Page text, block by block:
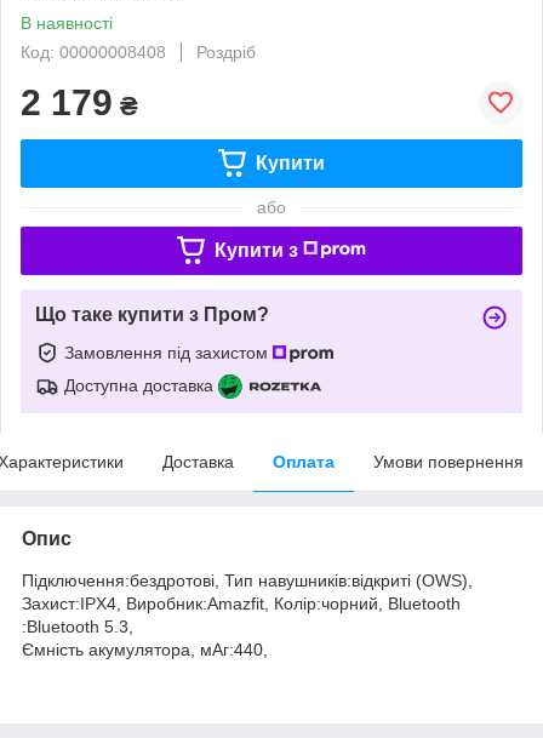
В наявності
Код: 00000008408
Роздріб
2 179 ₴
Купити
або
Купити з
Що таке купити з Пром?
Замовлення під захистом
Доступна доставка
Доставка Оплата Умови повернення
Опис
Підключення:бездротові, Тип навушників:відкриті (OWS),
Захист:IPX4, Виробник:Amazfit, Колір:чорний, Bluetooth
:Bluetooth 5.3,
Ємність акумулятора, мАг:440,